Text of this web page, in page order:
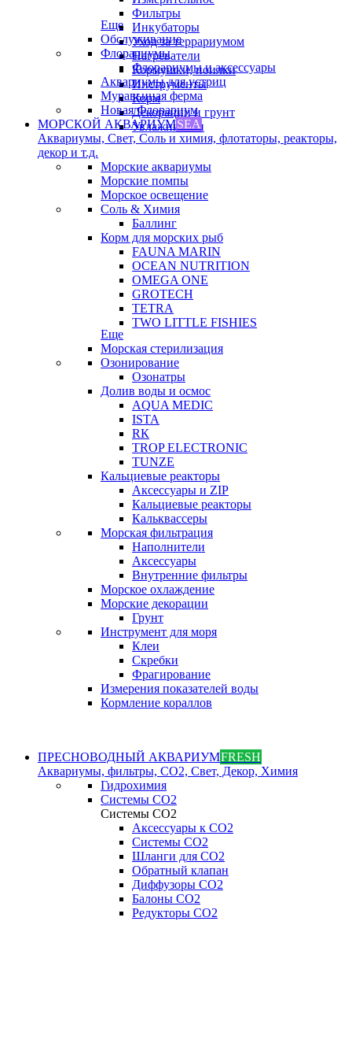
Фильтры
Инкубаторы
Уход за террариумом
Нагреватели
Кормушки, поилки
Инструменты
Корм
Декорации и грунт
Увлажнители
Еще
Обслуживание
Флорариумы
Флорариумы и аксессуары
Аквариумы для устриц
Муравьиная ферма
Новая Флорариум
МОРСКОЙ АКВАРИУМSEA
Аквариумы, Свет, Соль и химия, флотаторы, реакторы,
декор и т.д.
Морские аквариумы
Морские помпы
Морское освещение
Соль & Химия
Баллинг
Корм для морских рыб
FAUNA MARIN
OCEAN NUTRITION
OMEGA ONE
GROTECH
TETRA
TWO LITTLE FISHIES
Еще
Морская стерилизация
Озонирование
Озонатры
Долив воды и осмос
AQUA MEDIC
ISTA
RК
TROP ELECTRONIC
TUNZE
Кальциевые реакторы
Аксессуары и ZIP
Кальциевые реакторы
Кальквассеры
Морская фильтрация
Наполнители
Аксессуары
Внутренние фильтры
Морское охлаждение
Морские декорации
Грунт
Инструмент для моря
Клеи
Скребки
Фрагирование
Измерения показателей воды
Кормление кораллов
ПРЕСНОВОДНЫЙ АКВАРИУМFRESH
Аквариумы, фильтры, СО2, Свет, Декор, Химия
Гидрохимия
Системы СО2
Системы СО2
Аксессуары к СО2
Системы СО2
Шланги для CO2
Обратный клапан
Диффузоры СO2
Балоны CO2
Редукторы CO2